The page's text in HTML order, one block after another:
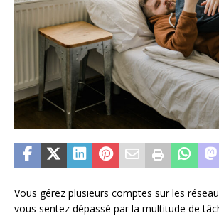
Vous gérez plusieurs comptes sur les
vous sentez dépassé par la multitude de